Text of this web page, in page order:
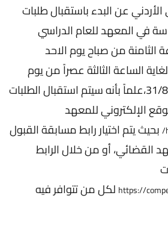
عن البدء باستقبال طلبات
في المعهد للعام الدراسي
الساعة الثامنة من صباح يوم الاحد
الموافق 17/8/2025 لغاية الساعة الثالثة عصراً من يوم
الاحد الموافق 31/8/2025،علماً بأنه سيتم استقبال الطلبات
الإلكتروني للمعهد
بحيث يتم اختيار رابط مسابقة القبول
القضائي، أو من خلال الرابط
https:// لكل من تتوافر فيه